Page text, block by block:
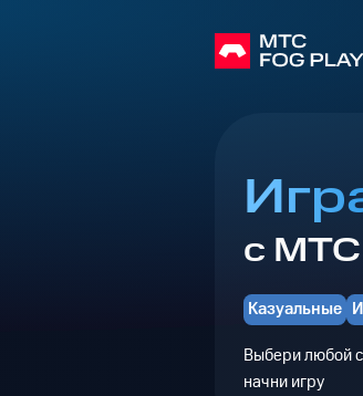
с МТС
Казуальные
Выбери любой
начни игру